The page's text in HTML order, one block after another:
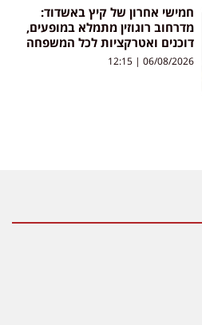
חמישי אחרון של קיץ באשדוד:
מדרחוב רוגוזין מתמלא במופעים,
דוכנים ואטרקציות לכל המשפחה
06/08/2026